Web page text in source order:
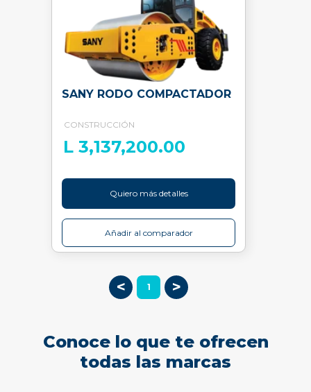
SANY RODO COMPACTADOR
CONSTRUCCIÓN
L 3,137,200.00
Quiero más detalles
Añadir al comparador
< 1 >
Conoce lo que te ofrecen
todas las marcas